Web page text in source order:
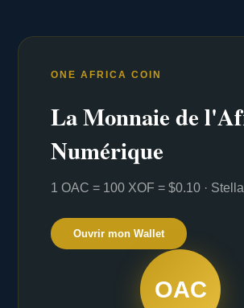
ONE AFRICA COIN
La Monnaie de
Numérique
1 OAC = 100 XOF = $0.10 ·
Ouvrir mon Wallet
OAC